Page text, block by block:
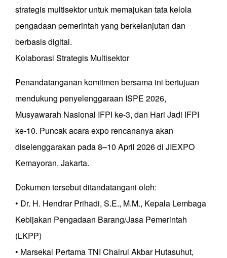
strategis multisektor untuk memajukan tata kelola
pengadaan pemerintah yang berkelanjutan dan
berbasis digital.
Kolaborasi Strategis Multisektor
Penandatanganan komitmen bersama ini bertujuan
mendukung penyelenggaraan ISPE 2026,
Musyawarah Nasional IFPI ke-3, dan Hari Jadi IFPI
ke-10. Puncak acara expo rencananya akan
diselenggarakan pada 8–10 April 2026 di JIEXPO
Kemayoran, Jakarta.
Dokumen tersebut ditandatangani oleh:
• Dr. H. Hendrar Prihadi, S.E., M.M., Kepala Lembaga
Kebijakan Pengadaan Barang/Jasa Pemerintah
(LKPP)
• Marsekal Pertama TNI Chairul Akbar Hutasuhut,